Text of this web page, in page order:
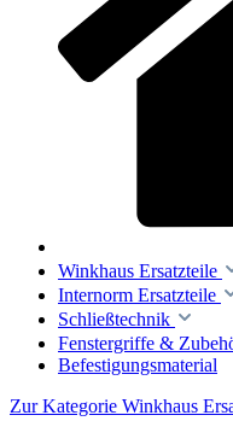
Winkhaus Ersatzteile
Internorm Ersatzteile
Schließtechnik
Fenstergriffe &
Befestigungsmaterial
Zur Kategorie Winkhaus